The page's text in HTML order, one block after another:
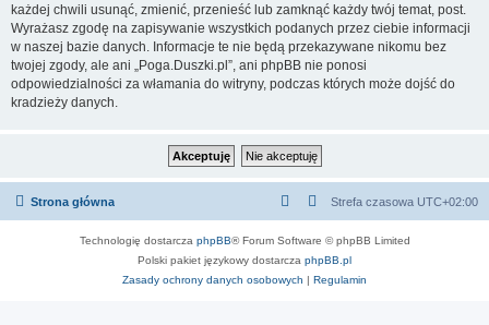
każdej chwili usunąć, zmienić, przenieść lub zamknąć każdy twój temat, post.
Wyrażasz zgodę na zapisywanie wszystkich podanych przez ciebie informacji
w naszej bazie danych. Informacje te nie będą przekazywane nikomu bez
twojej zgody, ale ani „Poga.Duszki.pl”, ani phpBB nie ponosi
odpowiedzialności za włamania do witryny, podczas których może dojść do
kradzieży danych.
Strona główna Strefa czasowa UTC+02:00
Technologię dostarcza phpBB® Forum Software © phpBB Limited
Polski pakiet językowy dostarcza phpBB.pl
Zasady ochrony danych osobowych | Regulamin